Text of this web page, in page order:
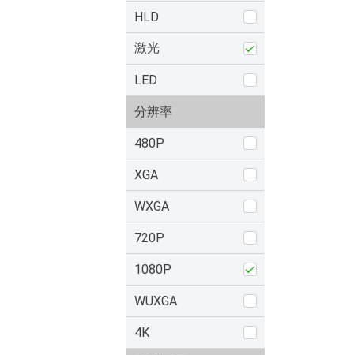
HLD
激光
LED
分辨率
480P
XGA
WXGA
720P
1080P
WUXGA
4K